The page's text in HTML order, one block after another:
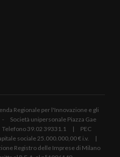
Regionale per l'Innovazione e gli
unipersonale Piazza Gae
39.02 39331.1 | PEC
sociale 25.000.000,00 € i.v. |
Registro delle Imprese di Milano